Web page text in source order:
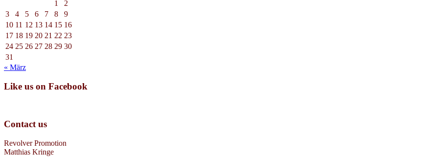
1
2
3
4 5 6 7 8
9
10 11 12 13 14 15 16
17 18 19 20 21 22 23
24 25 26 27 28 29 30
31
« März
Like us on Facebook
Contact us
Revolver Promotion
Matthias Kringe